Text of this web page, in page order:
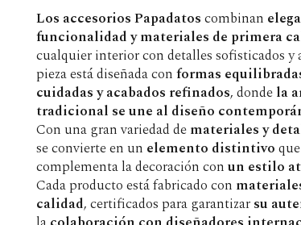
Los accesorios Papadatoscombinan
funcionalidad y materiales de primera
cualquier interior con detalles sofisticados y
pieza está diseñada conformas
cuidadas y acabados refinados, dondela
tradicional se une al diseño
Con una gran variedad demateriales y
se convierte en un elemento distintivo
complementa la decoración conun estilo
Cada producto está fabricado con
calidad, certificados para garantizarsu